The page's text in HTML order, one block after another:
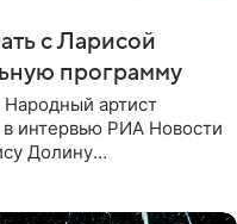
с Ларисой
программу
артист
интервью РИА Новости
Долину